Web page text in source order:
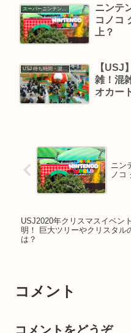
スーパーニンテンドーワールド
ニンテ
コノコ
上？
USJ 待ち時間・混雑情報
【USJ
雑！混
オカー
ニン
ノコ
USJ2020年クリスマスイベン
明！ 巨大ツリーやクリスタル
は？
コメント
コメントをどうぞ